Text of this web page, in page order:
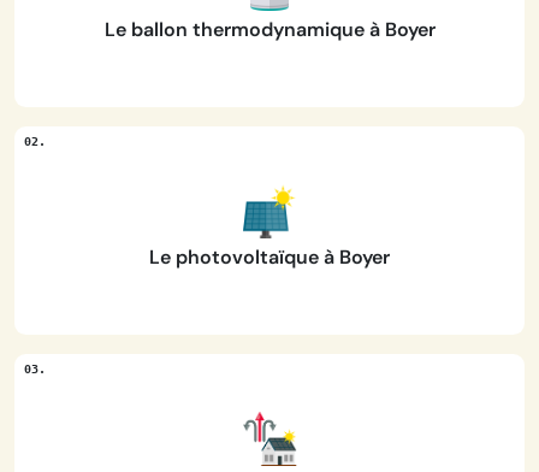
Le ballon thermodynamique à Boyer
Le photovoltaïque à Boyer